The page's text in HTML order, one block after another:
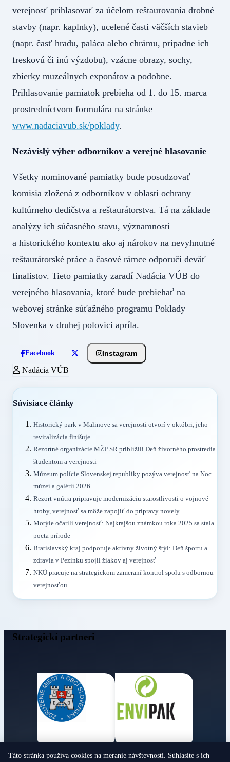
verejnosť prihlasovať za účelom reštaurovania drobné
stavby (napr. kaplnky), ucelené časti väčších stavieb
(napr. časť hradu, paláca alebo chrámu, prípadne ich
freskovú či inú výzdobu), vzácne obrazy, sochy,
zbierky muzeálnych exponátov a podobne.
Prihlasovanie pamiatok prebieha od 1. do 15. marca
prostredníctvom formulára na stránke
www.nadaciavub.sk/poklady.
Nezávislý výber odborníkov a verejné hlasovanie
Všetky nominované pamiatky bude posudzovať
komisia zložená z odborníkov v oblasti ochrany
kultúrneho dedičstva a reštaurátorstva. Tá na základe
analýzy ich súčasného stavu, významnosti
a historického kontextu ako aj nárokov na nevyhnutné
reštaurátorské práce a časové rámce odporučí deväť
finalistov. Tieto pamiatky zaradí Nadácia VÚB do
verejného hlasovania, ktoré bude prebiehať na
webovej stránke súťažného programu Poklady
Slovenka v druhej polovici apríla.
Facebook Instagram
Nadácia VÚB
Súvisiace články
Historický park v Malinove sa verejnosti otvorí v októbri, jeho
revitalizácia finišuje
Rezortné organizácie MŽP SR priblížili Deň životného prostredia
študentom a verejnosti
Múzeum polície Slovenskej republiky pozýva verejnosť na Noc
múzeí a galérií 2026
Rezort vnútra pripravuje modernizáciu starostlivosti o vojnové
hroby, verejnosť sa môže zapojiť do prípravy novely
Motýle očarili verejnosť: Najkrajšou známkou roka 2025 sa stala
pocta prírode
Bratislavský kraj podporuje aktívny životný štýl: Deň športu a
zdravia v Pezinku spojil žiakov aj verejnosť
NKÚ pracuje na strategickom zameraní kontrol spolu s odbornou
verejnosťou
Strategickí partneri
Táto stránka používa cookies na meranie návštevnosti. Súhlasíte s ich